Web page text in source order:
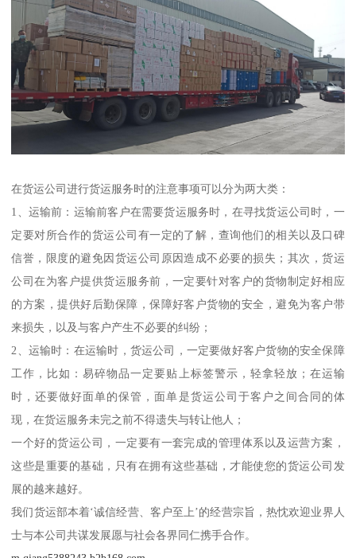
在货运公司进行货运服务时的注意事项可以分为两大类：
1、运输前：运输前客户在需要货运服务时，在寻找货运公司时，一
定要对所合作的货运公司有一定的了解，查询他们的相关以及口碑
信誉，限度的避免因货运公司原因造成不必要的损失；其次，货运
公司在为客户提供货运服务前，一定要针对客户的货物制定好相应
的方案，提供好后勤保障，保障好客户货物的安全，避免为客户带
来损失，以及与客户产生不必要的纠纷；
2、运输时：在运输时，货运公司，一定要做好客户货物的安全保障
工作，比如：易碎物品一定要贴上标签警示，轻拿轻放；在运输
时，还要做好面单的保管，面单是货运公司于客户之间合同的体
现，在货运服务未完之前不得遗失与转让他人；
一个好的货运公司，一定要有一套完成的管理体系以及运营方案，
这些是重要的基础，只有在拥有这些基础，才能使您的货运公司发
展的越来越好。
我们货运部本着‘诚信经营、客户至上’的经营宗旨，热忱欢迎业界人
士与本公司共谋发展愿与社会各界同仁携手合作。